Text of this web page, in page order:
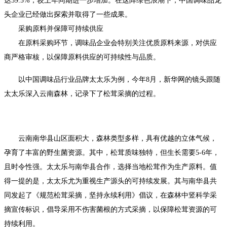
头企业已经做出探索并取得了一些成果。
采购原料并保障可持续供应
在原料采购环节，调味品企业会特别关注优质原料来源，对供应
商严格审核，以保障原料供应的可持续性与品质。
以中国调味品行业品牌太太乐为例，今年8月，新华网的镜头跟随
太太乐深入云南森林，记录下了松茸采摘的过程。
云南南华县山区面积大，森林类型多样，具有优越的立体气候，
孕育了丰富的野生菌资源。其中，松茸质味独特，但生长需要5-6年，
且时令性强。太太乐与南华县合作，选择当地松茸作为生产原料。值
得一提的是，太太乐尤为重视生产源头的可持续发展。其与南华县共
同发起了《规范松茸采摘，坚持永续利用》倡议，在森林中竖科学采
摘宣传标识，倡导采用不伤害菌根的方式采摘，以保障松茸资源的可
持续利用。